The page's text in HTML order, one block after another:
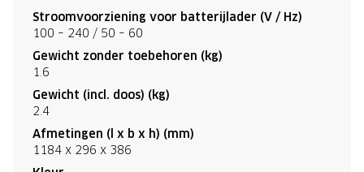
Stroomvoorziening voor batterijlader (V / Hz)
100 – 240 / 50 – 60
Gewicht zonder toebehoren (kg)
1.6
Gewicht (incl. doos) (kg)
2.4
Afmetingen (l x b x h) (mm)
1184 x 296 x 386